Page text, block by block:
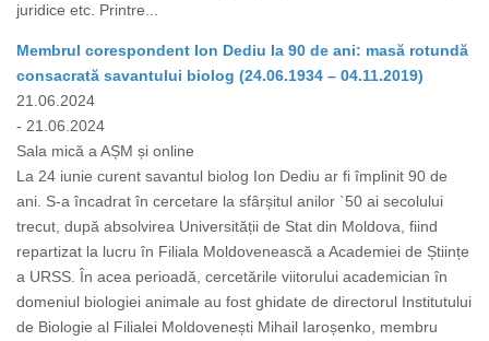
juridice etc. Printre...
Membrul corespondent Ion Dediu la 90 de ani: masă rotundă
consacrată savantului biolog (24.06.1934 – 04.11.2019)
21.06.2024
- 21.06.2024
Sala mică a AȘM și online
La 24 iunie curent savantul biolog Ion Dediu ar fi împlinit 90 de
ani. S-a încadrat în cercetare la sfârșitul anilor `50 ai secolului
trecut, după absolvirea Universității de Stat din Moldova, fiind
repartizat la lucru în Filiala Moldovenească a Academiei de Științe
a URSS. În acea perioadă, cercetările viitorului academician în
domeniul biologiei animale au fost ghidate de directorul Institutului
de Biologie al Filialei Moldovenești Mihail Iaroșenko, membru